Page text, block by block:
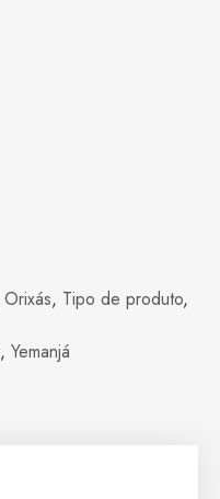
Orixás, Tipo de produto,
, Yemanjá